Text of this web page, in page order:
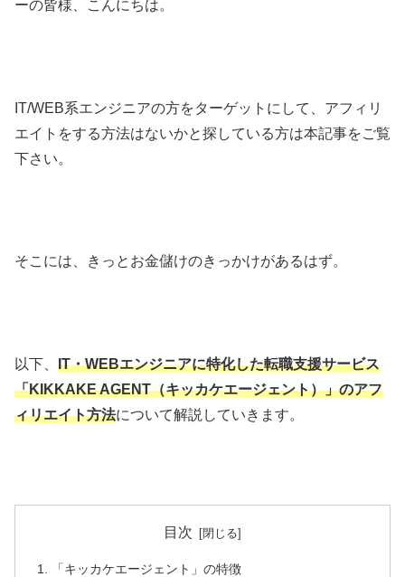
ーの皆様、こんにちは。
IT/WEB系エンジニアの方をターゲットにして、アフィリ
エイトをする方法はないかと探している方は本記事をご覧
下さい。
そこには、きっとお金儲けのきっかけがあるはず。
以下、 IT・WEBエンジニアに特化した転職支援サービス
「KIKKAKE AGENT（キッカケエージェント）」のアフ
ィリエイト方法について解説していきます。
目次
「キッカケエージェント」の特徴